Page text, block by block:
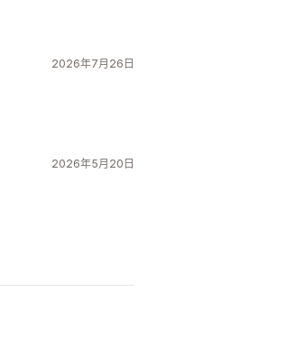
2026年7月26日
2026年5月20日